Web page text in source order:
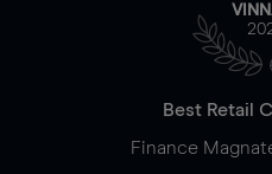
Best Retail
Finance